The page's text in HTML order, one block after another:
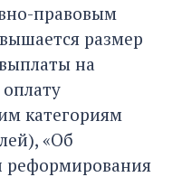
правовым
размер
на
категориям
«Об
реформирования